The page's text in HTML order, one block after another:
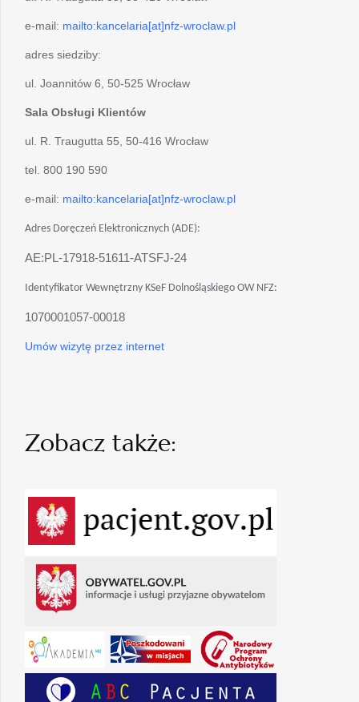
e-mail: mailto:kancelaria[at]nfz-wroclaw.pl
adres siedziby:
ul. Joannitów 6, 50-525 Wrocław
Sala Obsługi Klientów
ul. R. Traugutta 55, 50-416 Wrocław
tel. 800 190 590
e-mail: mailto:kancelaria[at]nfz-wroclaw.pl
Adres Doręczeń Elektronicznych (ADE):
AE:PL-17918-51611-ATSFJ-24
Identyfikator Wewnętrzny KSeF Dolnośląskiego OW NFZ:
1070001057-00018
Umów wizytę przez internet
Zobacz także: